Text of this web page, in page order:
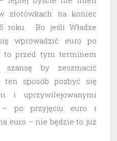
złotówkach na koniec
roku. Bo jeśli Władze
wprowadzić euro po
to przed tym terminem
by zeszmacić
sposób pozbyć się
i uprzywilejowanymi
– po przyjęciu euro i
euro – nie będzie to już